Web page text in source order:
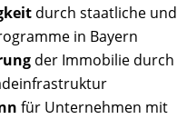
durch staatliche und
in Bayern
der Immobilie durch
für Unternehmen mit